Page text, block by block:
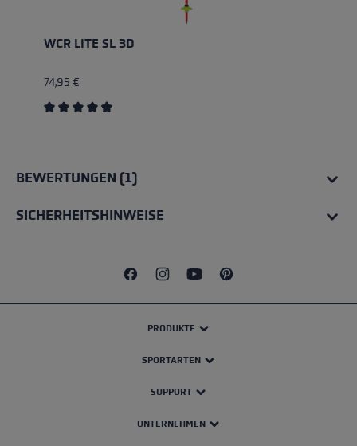
WCR LITE SL 3D
74,95 €
BEWERTUNGEN (1)
SICHERHEITSHINWEISE
PRODUKTE
SPORTARTEN
SUPPORT
UNTERNEHMEN